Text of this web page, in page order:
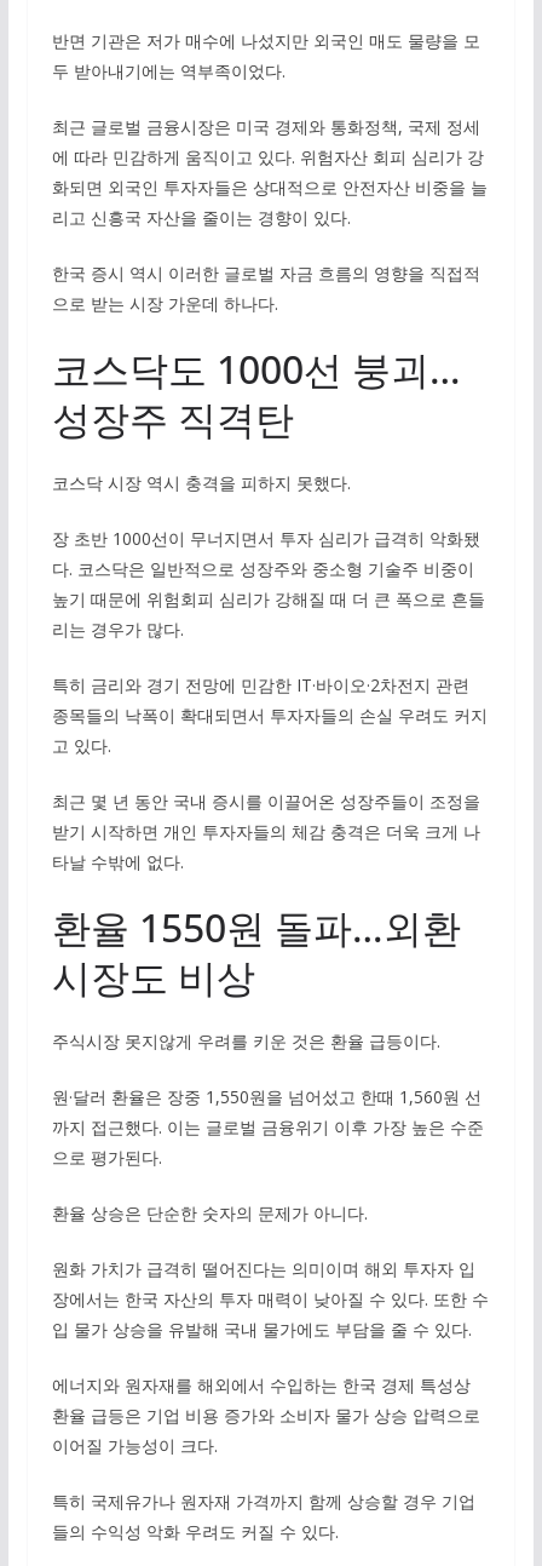
반면 기관은 저가 매수에 나섰지만 외국인 매도 물량을 모
두 받아내기에는 역부족이었다.
최근 글로벌 금융시장은 미국 경제와 통화정책, 국제 정세
에 따라 민감하게 움직이고 있다. 위험자산 회피 심리가 강
화되면 외국인 투자자들은 상대적으로 안전자산 비중을 늘
리고 신흥국 자산을 줄이는 경향이 있다.
한국 증시 역시 이러한 글로벌 자금 흐름의 영향을 직접적
으로 받는 시장 가운데 하나다.
코스닥도 1000선 붕괴…
성장주 직격탄
코스닥 시장 역시 충격을 피하지 못했다.
장 초반 1000선이 무너지면서 투자 심리가 급격히 악화됐
다. 코스닥은 일반적으로 성장주와 중소형 기술주 비중이
높기 때문에 위험회피 심리가 강해질 때 더 큰 폭으로 흔들
리는 경우가 많다.
특히 금리와 경기 전망에 민감한 IT·바이오·2차전지 관련
종목들의 낙폭이 확대되면서 투자자들의 손실 우려도 커지
고 있다.
최근 몇 년 동안 국내 증시를 이끌어온 성장주들이 조정을
받기 시작하면 개인 투자자들의 체감 충격은 더욱 크게 나
타날 수밖에 없다.
환율 1550원 돌파…외환
시장도 비상
주식시장 못지않게 우려를 키운 것은 환율 급등이다.
원·달러 환율은 장중 1,550원을 넘어섰고 한때 1,560원 선
까지 접근했다. 이는 글로벌 금융위기 이후 가장 높은 수준
으로 평가된다.
환율 상승은 단순한 숫자의 문제가 아니다.
원화 가치가 급격히 떨어진다는 의미이며 해외 투자자 입
장에서는 한국 자산의 투자 매력이 낮아질 수 있다. 또한 수
입 물가 상승을 유발해 국내 물가에도 부담을 줄 수 있다.
에너지와 원자재를 해외에서 수입하는 한국 경제 특성상
환율 급등은 기업 비용 증가와 소비자 물가 상승 압력으로
이어질 가능성이 크다.
특히 국제유가나 원자재 가격까지 함께 상승할 경우 기업
들의 수익성 악화 우려도 커질 수 있다.